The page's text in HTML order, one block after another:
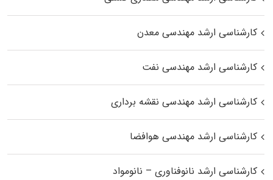
کارشناسی ارشد مهندسی معدن
کارشناسی ارشد مهندسی نفت
کارشناسی ارشد مهندسی نقشه برداری
کارشناسی ارشد مهندسی هوافضا
کارشناسی ارشد نانوفناوری – نانومواد